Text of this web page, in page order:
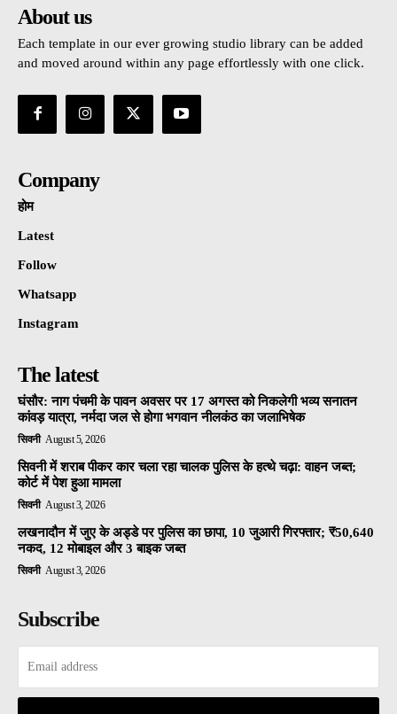
About us
Each template in our ever growing studio library can be added
and moved around within any page effortlessly with one click.
Company
होम
Latest
Follow
Whatsapp
Instagram
The latest
घंसौर: नाग पंचमी के पावन अवसर पर 17 अगस्त को निकलेगी भव्य सनातन
कांवड़ यात्रा, नर्मदा जल से होगा भगवान नीलकंठ का जलाभिषेक
सिवनी August 5, 2026
सिवनी में शराब पीकर कार चला रहा चालक पुलिस के हत्थे चढ़ा: वाहन जब्त;
कोर्ट में पेश हुआ मामला
सिवनी August 3, 2026
लखनादौन में जुए के अड्डे पर पुलिस का छापा, 10 जुआरी गिरफ्तार; ₹50,640
नकद, 12 मोबाइल और 3 बाइक जब्त
सिवनी August 3, 2026
Subscribe